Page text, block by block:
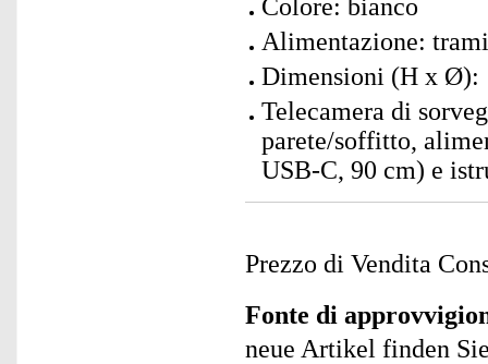
Colore: bianco
Alimentazione:
Dimensioni (H x Ø):
Telecamera di
parete/soffitto,
USB-C, 90 cm) e
Prezzo di Vendita
Fonte di
neue Artikel finden